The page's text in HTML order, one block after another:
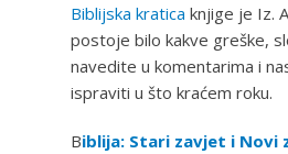
Biblijska kratica knjige je Iz.
postoje bilo kakve greške,
navedite u komentarima i
ispraviti u što kraćem roku.
Biblija: Stari zavjet i Novi